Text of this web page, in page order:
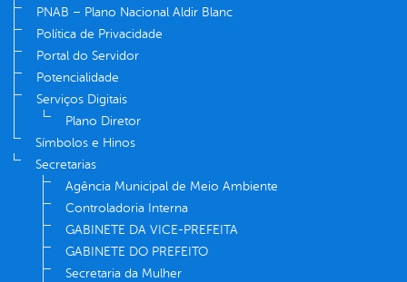
PNAB – Plano Nacional Aldir Blanc
Política de Privacidade
Portal do Servidor
Potencialidade
Serviços Digitais
Plano Diretor
Símbolos e Hinos
Secretarias
Agência Municipal de Meio Ambiente
Controladoria Interna
GABINETE DA VICE-PREFEITA
GABINETE DO PREFEITO
Secretaria da Mulher